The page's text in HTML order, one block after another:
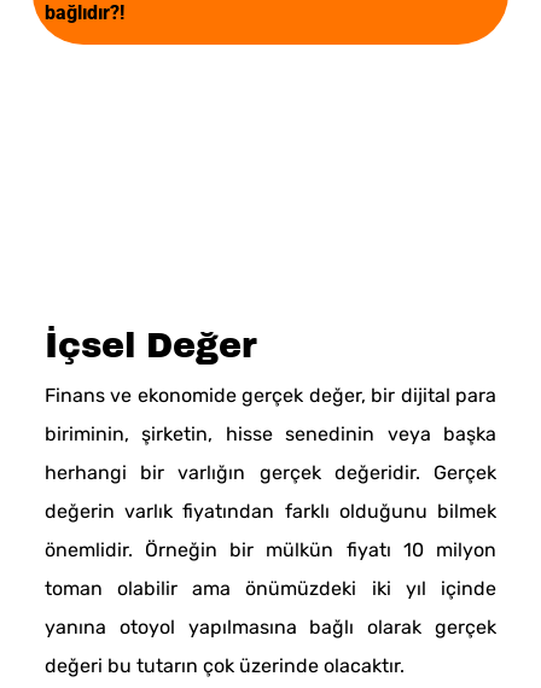
bağlıdır?!
İçsel Değer
Finans ve ekonomide gerçek değer, bir dijital para
biriminin, şirketin, hisse senedinin veya başka
herhangi bir varlığın gerçek değeridir. Gerçek
değerin varlık fiyatından farklı olduğunu bilmek
önemlidir. Örneğin bir mülkün fiyatı 10 milyon
toman olabilir ama önümüzdeki iki yıl içinde
yanına otoyol yapılmasına bağlı olarak gerçek
değeri bu tutarın çok üzerinde olacaktır.